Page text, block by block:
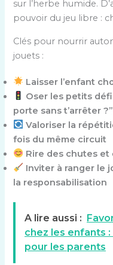
sur l’herbe humide.
pouvoir du jeu libre :
Clés pour nourrir
jouets :
Laisser l’enfant
Oser les petits
porte sans t’arrêter
Valoriser la
fois du même circuit
Rire des chutes et
Inviter à ranger le
la responsabilisation
A lire aussi :
chez les enfants
pour les parents